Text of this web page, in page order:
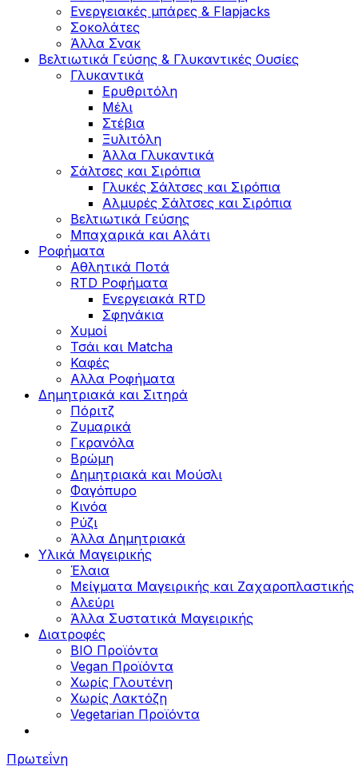
Ενεργειακές μπάρες & Flapjacks
Σοκολάτες
Άλλα Σνακ
Βελτιωτικά Γεύσης & Γλυκαντικές Ουσίες
Γλυκαντικά
Ερυθριτόλη
Μέλι
Στέβια
Ξυλιτόλη
Άλλα Γλυκαντικά
Σάλτσες και Σιρόπια
Γλυκές Σάλτσες και Σιρόπια
Αλμυρές Σάλτσες και Σιρόπια
Bελτιωτικά Γεύσης
Μπαχαρικά και Αλάτι
Ροφήματα
Αθλητικά Ποτά
RTD Ροφήματα
Ενεργειακά RTD
Σφηνάκια
Χυμοί
Τσάι και Matcha
Καφές
Αλλα Ροφήματα
Δημητριακά και Σιτηρά
Πόριτζ
Ζυμαρικά
Γκρανόλα
Βρώμη
Δημητριακά και Μούσλι
Φαγόπυρο
Κινόα
Ρύζι
Άλλα Δημητριακά
Υλικά Μαγειρικής
Έλαια
Μείγματα Μαγειρικής και Ζαχαροπλαστικής
Αλεύρι
Άλλα Συστατικά Μαγειρικής
Διατροφές
BIO Προϊόντα
Vegan Προϊόντα
Χωρίς Γλουτένη
Χωρίς Λακτόζη
Vegetarian Προϊόντα
Πρωτεΐνη